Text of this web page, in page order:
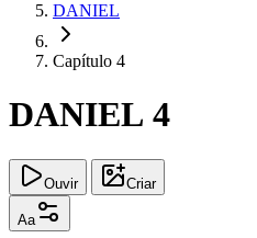
DANIEL
Capítulo 4
DANIEL 4
Ouvir Criar
Aa